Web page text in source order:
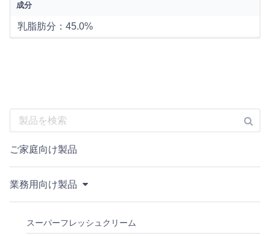
成分
乳脂肪分：45.0%
ご家庭向け製品
業務用向け製品
スーパーフレッシュクリーム